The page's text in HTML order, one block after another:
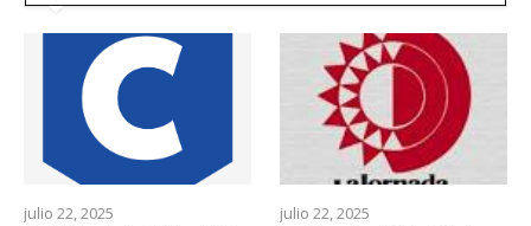
julio 22, 2025 julio 22, 2025